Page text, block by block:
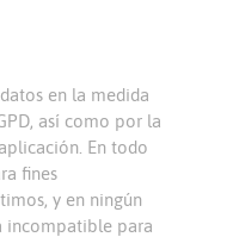
en la medida
así como por la
En todo
fines
y en ningún
incompatible para